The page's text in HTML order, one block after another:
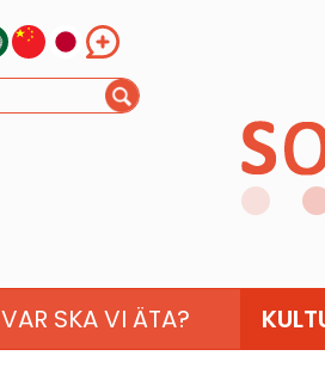
VAR SKA VI ÄTA?